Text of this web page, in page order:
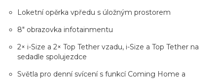
Loketní opěrka vpředu s úložným prostorem
8" obrazovka infotainmentu
2× i-Size a 2× Top Tether vzadu, i-Size a Top Tether na
sedadle spolujezdce
Světla pro denní svícení s funkcí Coming Home a